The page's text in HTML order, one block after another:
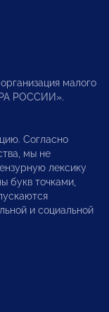
малого
РОССИИ».
Согласно
мы не
лексику
букв точками,
и социальной